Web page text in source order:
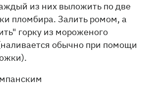
из них выложить по две
пломбира. Залить ромом, а
горку из мороженого
обычно при помощи